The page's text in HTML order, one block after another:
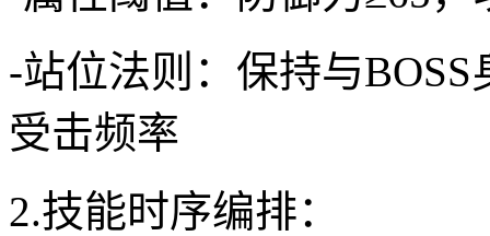
-站位法则：保持与
受击频率
2.技能时序编排：